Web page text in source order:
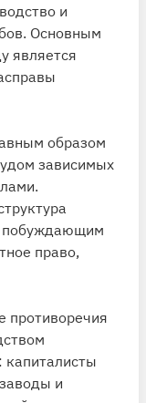
и
Основным
является
образом
зависимых
побуждающим
право,
противоречия
капиталисты
и